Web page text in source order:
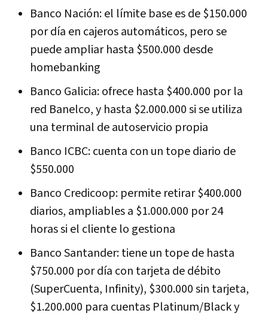
Banco Nación: el límite base es de $150.000
por día en cajeros automáticos, pero se
puede ampliar hasta $500.000 desde
homebanking
Banco Galicia: ofrece hasta $400.000 por la
red Banelco, y hasta $2.000.000 si se utiliza
una terminal de autoservicio propia
Banco ICBC: cuenta con un tope diario de
$550.000
Banco Credicoop: permite retirar $400.000
diarios, ampliables a $1.000.000 por 24
horas si el cliente lo gestiona
Banco Santander: tiene un tope de hasta
$750.000 por día con tarjeta de débito
(SuperCuenta, Infinity), $300.000 sin tarjeta,
$1.200.000 para cuentas Platinum/Black y